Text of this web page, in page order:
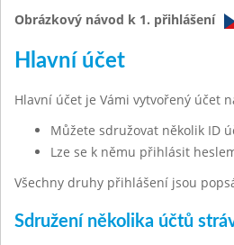
Obrázkový návod k 1. přihlášení
Hlavní účet
Hlavní účet je Vámi vytvořený účet
Můžete sdružovat několik ID
Lze se k němu přihlásit
Všechny druhy přihlášení jsou
Sdružení několika účtů